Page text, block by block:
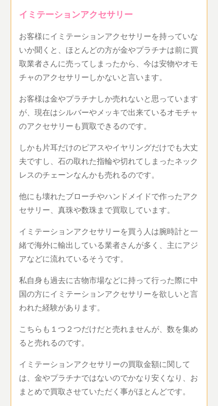
イミテーションアクセサリー
お客様にイミテーションアクセサリーを持っていな
いか聞くと、ほとんどの方が金やプラチナは前に買
取業者さんに売ってしまったから、今は安物やオモ
チャのアクセサリーしかないと言います。
お客様は金やプラチナしか売れないと思っています
が、現在はシルバーやメッキで出来ているオモチャ
のアクセサリーも買取できるのです。
しかも片耳だけのピアスやイヤリングだけでも大丈
夫ですし、石の取れた指輪や切れてしまったネック
レスのチェーンなんかも売れるのです。
他にも壊れたブローチやハンドメイドで作ったアク
セサリー、真珠や数珠まで買取しています。
イミテーションアクセサリーを買う人は腕時計と一
緒で海外に輸出している業者さんが多く、主にアジ
アなどに流れているそうです。
私自身も過去に古物市場などに持って行った際に中
国の方にイミテーションアクセサリーを欲しいと言
われた経験があります。
こちらも１つ２つだけだと売れませんが、数を集め
ると売れるのです。
イミテーションアクセサリーの買取金額に関して
は、金やプラチナではないのでかなり安くなり、お
まとめで買取させていただく事がほとんどです。